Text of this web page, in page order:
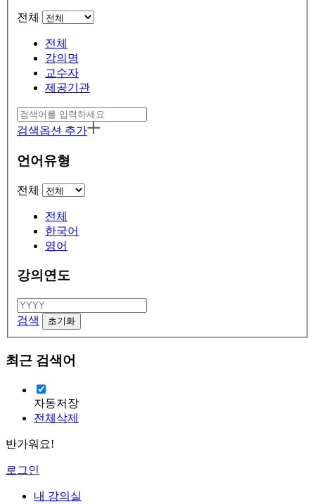
전체
전체
강의명
교수자
제공기관
검색옵션 추가
언어유형
전체
전체
한국어
영어
강의연도
검색
최근 검색어
자동저장
전체삭제
반가워요!
로그인
내 강의실